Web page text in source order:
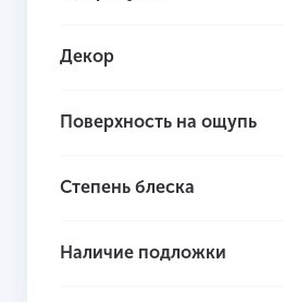
Декор
Поверхность на ощупь
Степень блеска
Наличие подложки